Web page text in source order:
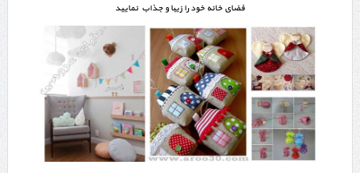
فضای خانه خود را زیبا و جذاب نمایید